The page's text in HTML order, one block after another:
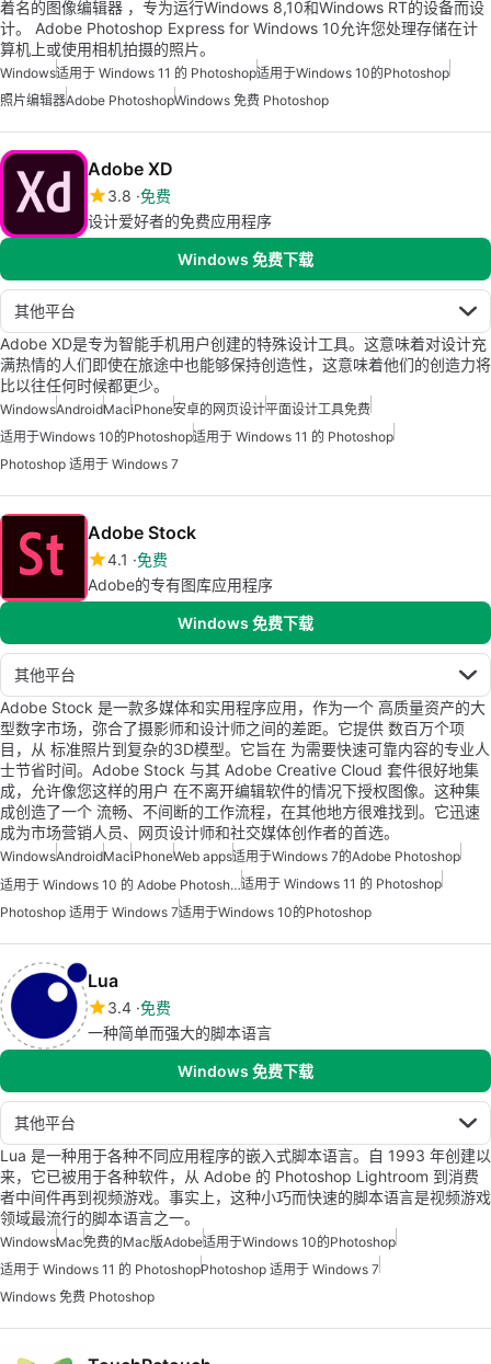
着名的图像编辑器 ，专为运行Windows 8,10和Windows RT的设备而设
计。 Adobe Photoshop Express for Windows 10允许您处理存储在计
算机上或使用相机拍摄的照片。
Windows适用于 Windows 11 的 Photoshop适用于Windows 10的Photoshop
照片编辑器Adobe PhotoshopWindows 免费 Photoshop
Adobe XD
3.8 免费
设计爱好者的免费应用程序
Windows 免费下载
其他平台
Adobe XD是专为智能手机用户创建的特殊设计工具。这意味着对设计充
满热情的人们即使在旅途中也能够保持创造性，这意味着他们的创造力将
比以往任何时候都更少。
WindowsAndroidMaciPhone安卓的网页设计平面设计工具免费
适用于Windows 10的Photoshop适用于 Windows 11 的 Photoshop
Photoshop 适用于 Windows 7
Adobe Stock
4.1 免费
Adobe的专有图库应用程序
Windows 免费下载
其他平台
Adobe Stock 是一款多媒体和实用程序应用，作为一个 高质量资产的大
型数字市场，弥合了摄影师和设计师之间的差距。它提供 数百万个项
目，从 标准照片到复杂的3D模型。它旨在 为需要快速可靠内容的专业人
士节省时间。Adobe Stock 与其 Adobe Creative Cloud 套件很好地集
成，允许像您这样的用户 在不离开编辑软件的情况下授权图像。这种集
成创造了一个 流畅、不间断的工作流程，在其他地方很难找到。它迅速
成为市场营销人员、网页设计师和社交媒体创作者的首选。
WindowsAndroidMaciPhoneWeb apps适用于Windows 7的Adobe Photoshop
适用于 Windows 10 的 Adobe Photoshop适用于 Windows 11 的 Photoshop
Photoshop 适用于 Windows 7适用于Windows 10的Photoshop
Lua
3.4 免费
一种简单而强大的脚本语言
Windows 免费下载
其他平台
Lua 是一种用于各种不同应用程序的嵌入式脚本语言。自 1993 年创建以
来，它已被用于各种软件，从 Adobe 的 Photoshop Lightroom 到消费
者中间件再到视频游戏。事实上，这种小巧而快速的脚本语言是视频游戏
领域最流行的脚本语言之一。
WindowsMac免费的Mac版Adobe适用于Windows 10的Photoshop
适用于 Windows 11 的 PhotoshopPhotoshop 适用于 Windows 7
Windows 免费 Photoshop